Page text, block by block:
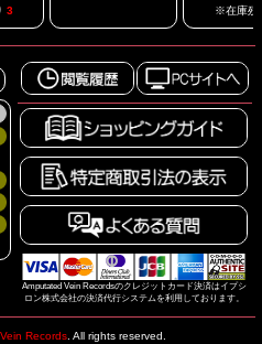
3 ※在庫残
Amputated Vein Recordsのクレジットカード決済はイプシ
ロン株式会社の決済代行システムを利用しております。
Records All rights reserved.